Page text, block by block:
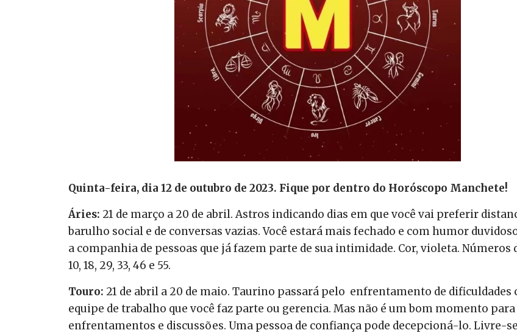
Quinta-feira, dia 12 de outubro de 2023. Fique por dentro do Horóscopo Manchete!
Áries: 21 de março a 20 de abril. Astros indicando dias em que você vai preferir
barulho social e de conversas vazias. Você estará mais fechado e com humor
a companhia de pessoas que já fazem parte de sua intimidade. Cor, violeta. Números
10, 18, 29, 33, 46 e 55.
Touro: 21 de abril a 20 de maio. Taurino passará pelo enfrentamento de dificuldades
equipe de trabalho que você faz parte ou gerencia. Mas não é um bom momento para
enfrentamentos e discussões. Uma pessoa de confiança pode decepcioná-lo. Livre-